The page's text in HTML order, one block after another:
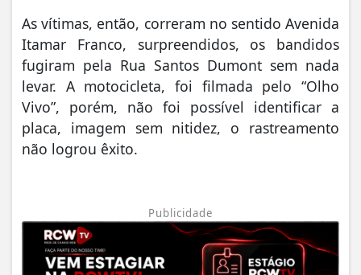
As vítimas, então, correram no sentido Avenida
Itamar Franco, surpreendidos, os bandidos
fugiram pela Rua Santos Dumont sem nada
levar. A motocicleta, foi filmada pelo “Olho
Vivo”, porém, não foi possível identificar a
placa, imagem sem nitidez, o rastreamento
não logrou êxito.
Publicidade